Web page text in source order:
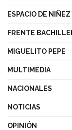
ESPACIO DE
FRENTE
MIGUELITO PEPE
MULTIMEDIA
NACIONALES
NOTICIAS
OPINIÓN